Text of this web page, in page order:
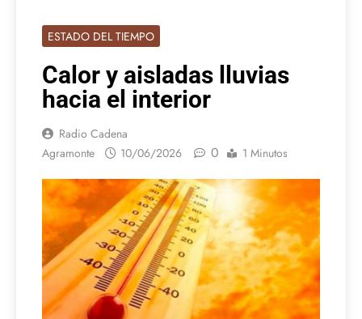
ESTADO DEL TIEMPO
Calor y aisladas lluvias
hacia el interior
Radio Cadena
Agramonte
10/06/2026 0 1 Minutos